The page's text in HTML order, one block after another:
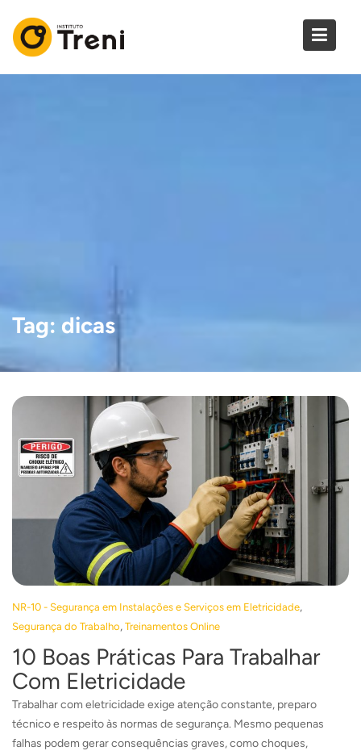
content
Tag: dicas
NR-10 - Segurança em Instalações e Serviços em Eletricidade,
Segurança do Trabalho, Treinamentos Online
10 Boas Práticas Para Trabalhar
Com Eletricidade
Trabalhar com eletricidade exige atenção constante, preparo
técnico e respeito às normas de segurança. Mesmo pequenas
falhas podem gerar consequências graves, como choques,